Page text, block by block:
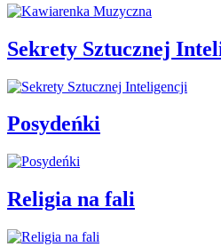
Sekrety Sztucznej
Posydeńki
Religia na fali